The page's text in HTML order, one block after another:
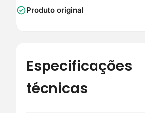
Produto original
Especificações
técnicas